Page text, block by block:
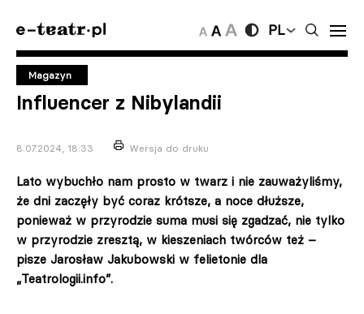
PL
Magazyn
Influencer z Nibylandii
8.07.2024, 18:33 Wersja do druku
Lato wybuchło nam prosto w twarz i nie zauważyliśmy,
że dni zaczęły być coraz krótsze, a noce dłuższe,
ponieważ w przyrodzie suma musi się zgadzać, nie tylko
w przyrodzie zresztą, w kieszeniach twórców też –
pisze Jarosław Jakubowski w felietonie dla
„Teatrologii.info”.